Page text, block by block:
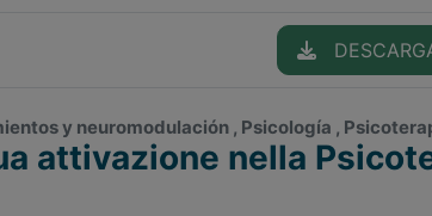
y neuromodulación , Psicología ,
attivazione nella